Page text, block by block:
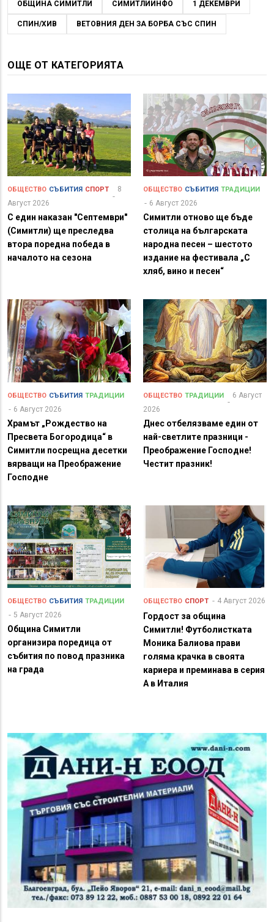
ОБЩИНА СИМИТЛИ СИМИТЛИИНФО 1 ДЕКЕМВРИ
СПИН/ХИВ ВЕТОВНИЯ ДЕН ЗА БОРБА СЪС СПИН
ОЩЕ ОТ КАТЕГОРИЯТА
ОБЩЕСТВО СЪБИТИЯ СПОРТ
8
Август 2026
С един наказан "Септември"
(Симитли) ще преследва
втора поредна победа в
началото на сезона
ОБЩЕСТВО СЪБИТИЯ ТРАДИЦИИ
6 Август 2026
Симитли отново ще бъде
столица на българската
народна песен – шестото
издание на фестивала „С
хляб, вино и песен“
ОБЩЕСТВО СЪБИТИЯ ТРАДИЦИИ
6 Август 2026
Храмът „Рождество на
Пресвета Богородица“ в
Симитли посрещна десетки
вярващи на Преображение
Господне
ОБЩЕСТВО ТРАДИЦИИ
6 Август
2026
Днес отбелязваме един от
най-светлите празници -
Преображение Господне!
Честит празник!
ОБЩЕСТВО СЪБИТИЯ ТРАДИЦИИ
5 Август 2026
Община Симитли
организира поредица от
събития по повод празника
на града
ОБЩЕСТВО СПОРТ 4 Август 2026
Гордост за община
Симитли! Футболистката
Моника Балиова прави
голяма крачка в своята
кариера и преминава в серия
А в Италия